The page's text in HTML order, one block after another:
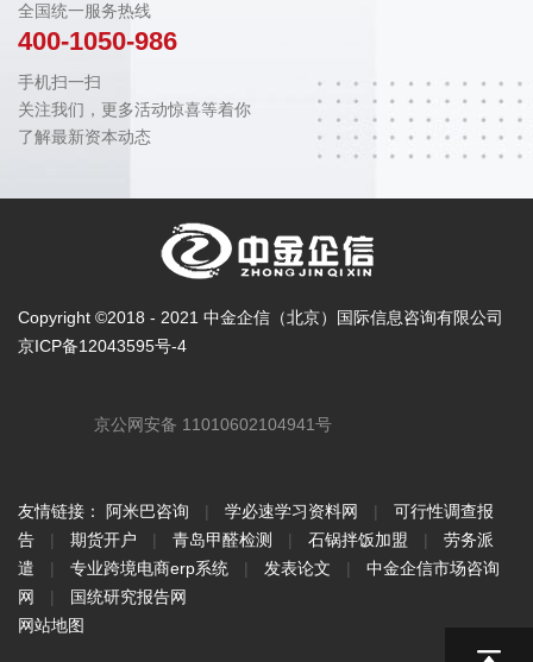
全国统一服务热线
400-1050-986
手机扫一扫
关注我们，更多活动惊喜等着你
了解最新资本动态
Copyright ©2018 - 2021 中金企信（北京）国际信息咨询有限公司
京ICP备12043595号-4
京公网安备 11010602104941号
友情链接： 阿米巴咨询 | 学必速学习资料网 |
可行性调查报
告
| 期货开户 | 青岛甲醛检测 | 石锅拌饭加盟 |
劳务派
遣
| 专业跨境电商erp系统 | 发表论文 |
中金企信市场咨询
网
|
国统研究报告网
网站地图